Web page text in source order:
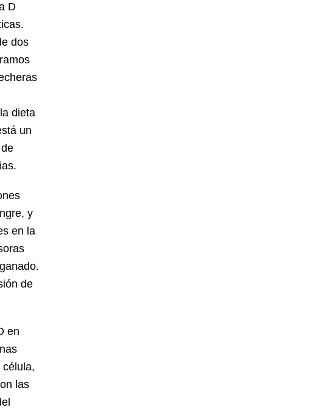
D
dos
dieta
un
y
en la
de
en
las